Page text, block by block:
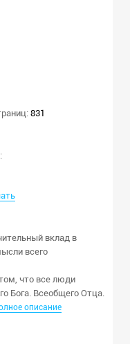
831
вклад в
всего
что все люди
Бога. Всеобщего Отца.
описание